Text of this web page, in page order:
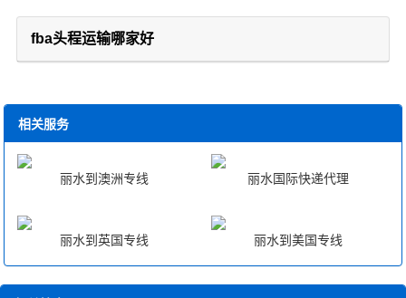
fba头程运输哪家好
相关服务
丽水到澳洲专线 丽水国际快递代理
丽水到英国专线 丽水到美国专线